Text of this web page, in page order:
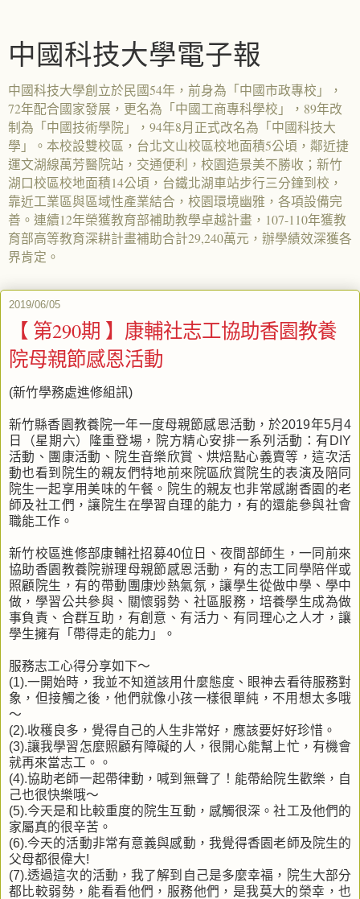
中國科技大學電子報
中國科技大學創立於民國54年，前身為「中國市政專校」，
72年配合國家發展，更名為「中國工商專科學校」，89年改
制為「中國技術學院」，94年8月正式改名為「中國科技大
學」。本校設雙校區，台北文山校區校地面積5公頃，鄰近捷
運文湖線萬芳醫院站，交通便利，校園造景美不勝收；新竹
湖口校區校地面積14公頃，台鐵北湖車站步行三分鐘到校，
靠近工業區與區域性產業結合，校園環境幽雅，各項設備完
善。連續12年榮獲教育部補助教學卓越計畫，107-110年獲教
育部高等教育深耕計畫補助合計29,240萬元，辦學績效深獲各
界肯定。
2019/06/05
【 第290期 】康輔社志工協助香園教養
院母親節感恩活動
(新竹學務處進修組訊)
新竹縣香園教養院一年一度母親節感恩活動，於2019年5月4
日（星期六）隆重登場，院方精心安排一系列活動：有DIY
活動、團康活動、院生音樂欣賞、烘焙點心義賣等，這次活
動也看到院生的親友們特地前來院區欣賞院生的表演及陪同
院生一起享用美味的午餐。院生的親友也非常感謝香園的老
師及社工們，讓院生在學習自理的能力，有的還能參與社會
職能工作。
新竹校區進修部康輔社招募40位日、夜間部師生，一同前來
協助香園教養院辦理母親節感恩活動，有的志工同學陪伴或
照顧院生，有的帶動團康炒熱氣氛，讓學生從做中學、學中
做，學習公共參與、關懷弱勢、社區服務，培養學生成為做
事負責、合群互助，有創意、有活力、有同理心之人才，讓
學生擁有「帶得走的能力」。
服務志工心得分享如下～
(1).一開始時，我並不知道該用什麼態度、眼神去看待服務對
象，但接觸之後，他們就像小孩一樣很單純，不用想太多哦
～
(2).收穫良多，覺得自己的人生非常好，應該要好好珍惜。
(3).讓我學習怎麼照顧有障礙的人，很開心能幫上忙，有機會
就再來當志工。。
(4).協助老師一起帶律動，喊到無聲了！能帶給院生歡樂，自
己也很快樂哦～
(5).今天是和比較重度的院生互動，感觸很深。社工及他們的
家屬真的很辛苦。
(6).今天的活動非常有意義與感動，我覺得香園老師及院生的
父母都很偉大!
(7).透過這次的活動，我了解到自己是多麼幸福，院生大部分
都比較弱勢，能看看他們，服務他們，是我莫大的榮幸，也